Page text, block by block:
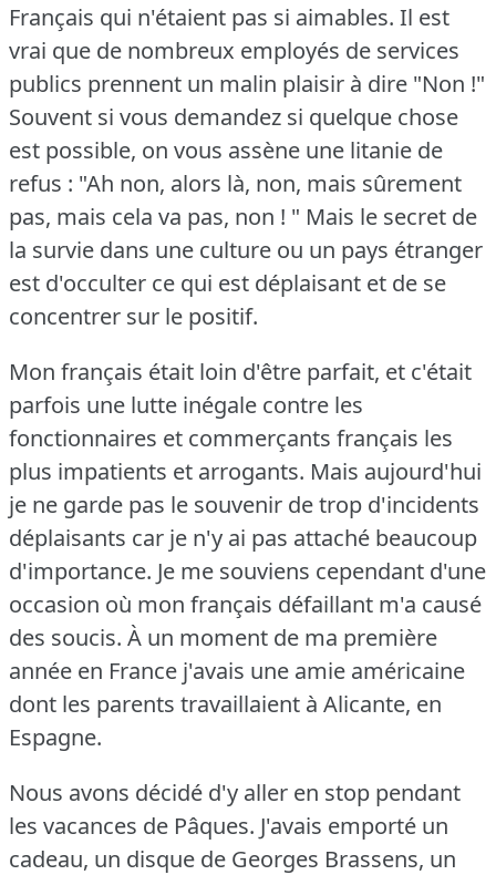
Français qui n'étaient pas si aimables. Il est
vrai que de nombreux employés de services
publics prennent un malin plaisir à dire "Non !"
Souvent si vous demandez si quelque chose
est possible, on vous assène une litanie de
refus : "Ah non, alors là, non, mais sûrement
pas, mais cela va pas, non ! " Mais le secret de
la survie dans une culture ou un pays étranger
est d'occulter ce qui est déplaisant et de se
concentrer sur le positif.
Mon français était loin d'être parfait, et c'était
parfois une lutte inégale contre les
fonctionnaires et commerçants français les
plus impatients et arrogants. Mais aujourd'hui
je ne garde pas le souvenir de trop d'incidents
déplaisants car je n'y ai pas attaché beaucoup
d'importance. Je me souviens cependant d'une
occasion où mon français défaillant m'a causé
des soucis. À un moment de ma première
année en France j'avais une amie américaine
dont les parents travaillaient à Alicante, en
Espagne.
Nous avons décidé d'y aller en stop pendant
les vacances de Pâques. J'avais emporté un
cadeau, un disque de Georges Brassens, un